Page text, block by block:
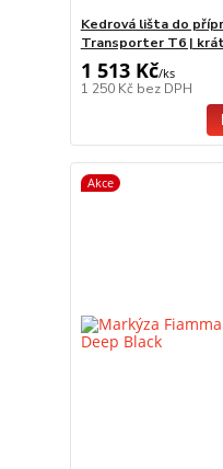
Kedrová lišta do
Transporter T6 |
1 513 Kč/ks
1 250 Kč bez DPH
Akce